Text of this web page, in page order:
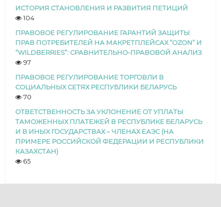
ИСТОРИЯ СТАНОВЛЕНИЯ И РАЗВИТИЯ ПЕТИЦИЙ
104
ПРАВОВОЕ РЕГУЛИРОВАНИЕ ГАРАНТИЙ ЗАЩИТЫ
ПРАВ ПОТРЕБИТЕЛЕЙ НА МАКРЕТПЛЕЙСАХ “OZON” И
“WILDBERRIES”: СРАВНИТЕЛЬНО-ПРАВОВОЙ АНАЛИЗ
97
ПРАВОВОЕ РЕГУЛИРОВАНИЕ ТОРГОВЛИ В
СОЦИАЛЬНЫХ СЕТЯХ РЕСПУБЛИКИ БЕЛАРУСЬ
70
ОТВЕТСТВЕННОСТЬ ЗА УКЛОНЕНИЕ ОТ УПЛАТЫ
ТАМОЖЕННЫХ ПЛАТЕЖЕЙ В РЕСПУБЛИКЕ БЕЛАРУСЬ
И В ИНЫХ ГОСУДАРСТВАХ – ЧЛЕНАХ ЕАЭС (НА
ПРИМЕРЕ РОССИЙСКОЙ ФЕДЕРАЦИИ И РЕСПУБЛИКИ
КАЗАХСТАН)
65